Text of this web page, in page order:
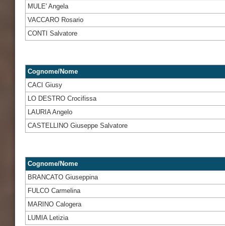
MULE' Angela
VACCARO Rosario
CONTI Salvatore
Cognome/Nome
CACI Giusy
LO DESTRO Crocifissa
LAURIA Angelo
CASTELLINO Giuseppe Salvatore
Cognome/Nome
BRANCATO Giuseppina
FULCO Carmelina
MARINO Calogera
LUMIA Letizia